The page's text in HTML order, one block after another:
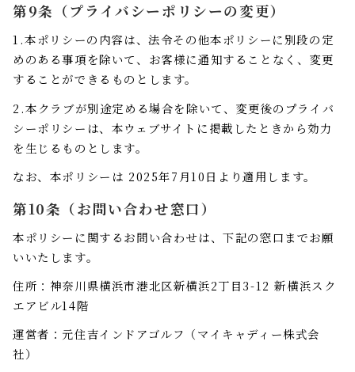
第9条（プライバシーポリシーの変更）
1.本ポリシーの内容は、法令その他本ポリシーに別段の定
めのある事項を除いて、お客様に通知することなく、変更
することができるものとします。
2.本クラブが別途定める場合を除いて、変更後のプライバ
シーポリシーは、本ウェブサイトに掲載したときから効力
を生じるものとします。
なお、本ポリシーは 2025年7月10日より適用します。
第10条（お問い合わせ窓口）
本ポリシーに関するお問い合わせは、下記の窓口までお願
いいたします。
住所：神奈川県横浜市港北区新横浜2丁目3-12 新横浜スク
エアビル14階
運営者：元住吉インドアゴルフ（マイキャディー株式会
社）